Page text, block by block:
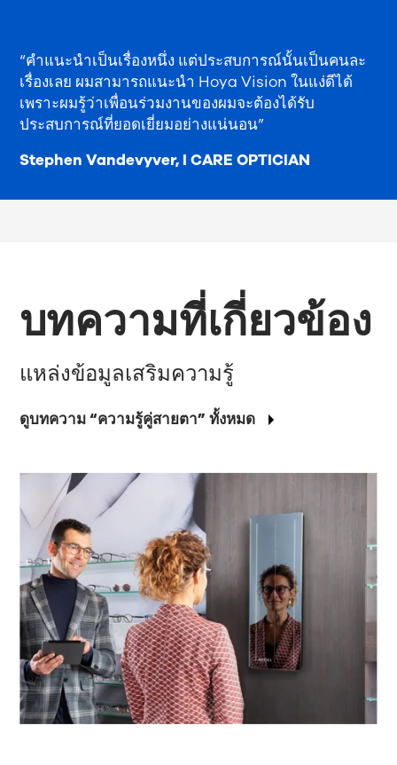
“คำแนะนำเป็นเรื่องหนึ่ง แต่ประสบการณ์นั้นเป็นคนละ
เรื่องเลย ผมสามารถแนะนำ Hoya Vision ในแง่ดีได้
เพราะผมรู้ว่าเพื่อนร่วมงานของผมจะต้องได้รับ
ประสบการณ์ที่ยอดเยี่ยมอย่างแน่นอน”
Stephen Vandevyver, I CARE OPTICIAN
บทความที่เกี่ยวข้อง
ดูบทความ “ความรู้คู่สายตา” ทั้งหมด
แหล่งข้อมูลเสริมความรู้